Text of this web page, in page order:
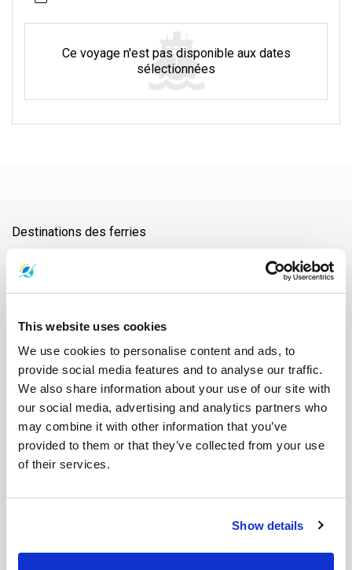
This website uses cookies
We use cookies to personalise content and ads, to
provide social media features and to analyse our traffic.
We also share information about your use of our site with
our social media, advertising and analytics partners who
may combine it with other information that you’ve
provided to them or that they’ve collected from your use
of their services.
Show details
Ce voyage n'est pas disponible aux dates
sélectionnées
Destinations des ferries
Aéroport de Surat Thani
Ao Nang
Ayutthaya
Bangkok Barrage de Ratchaprapha
Chiang Mai
Gare de Surat Thani
Hat Yai Hua Hin
Île de Tao
Kanchanaburi Khao Lak Koh Bulon
Koh Chang
Koh Jum
Koh Kood Koh Kradan Koh Lanta
Koh Laoliang
Koh Libong
Koh Lipe Koh Mak Koh Mook
Koh Nang Yuan
Koh Ngai
Koh Phi Phi Koh Pu Koh Samet
Koh Tarutao
Koh Yao Noi
Koh Yao Yai Krabi Lampang Lamphun
Langkawi
Mae Hong Son
Naka Island
Nakhon Ratchasima
Nakhon Si Thammarat
Siem Reap
Songkhla Surat Thani Surat Thani Town Tak
Trang
Plan du site